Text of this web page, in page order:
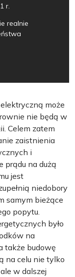
r.
realnie
może
nie będą w
Celem zatem
zaistnienia
i
prądu na dużą
jest
niedobory
samym bieżące
popytu.
było
na
także budowę
na celu nie tylko
w dalszej